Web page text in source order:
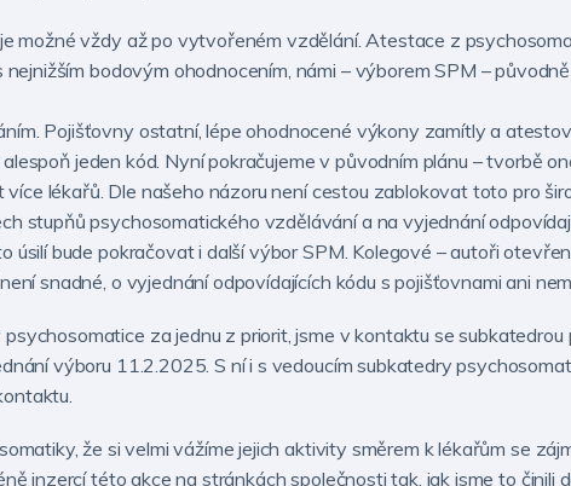
možné vždy až po vytvořeném vzdělání. Atestace z
bodovým ohodnocením, námi – výborem SPM –
Pojišťovny ostatní, lépe ohodnocené výkony zamítly a
jeden kód. Nyní pokračujeme v původním plánu – tvorbě
lékařů. Dle našeho názoru není cestou zablokovat toto pro
stupňů psychosomatického vzdělávání a na vyjednání
úsilí bude pokračovat i další výbor SPM. Kolegové – autoři
snadné, o vyjednání odpovídajících kódu s pojišťovnami ani
za jednu z priorit, jsme v kontaktu se
výboru 11.2.2025. S ní i s vedoucím subkatedry
že si velmi vážíme jejich aktivity směrem k lékařům se
inzercí této akce na stránkách společnosti tak, jak jsme to činili